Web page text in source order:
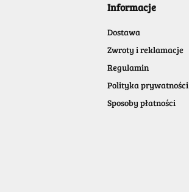
Informacje
Dostawa
Zwroty i reklamacje
Regulamin
Polityka prywatności
Sposoby płatności